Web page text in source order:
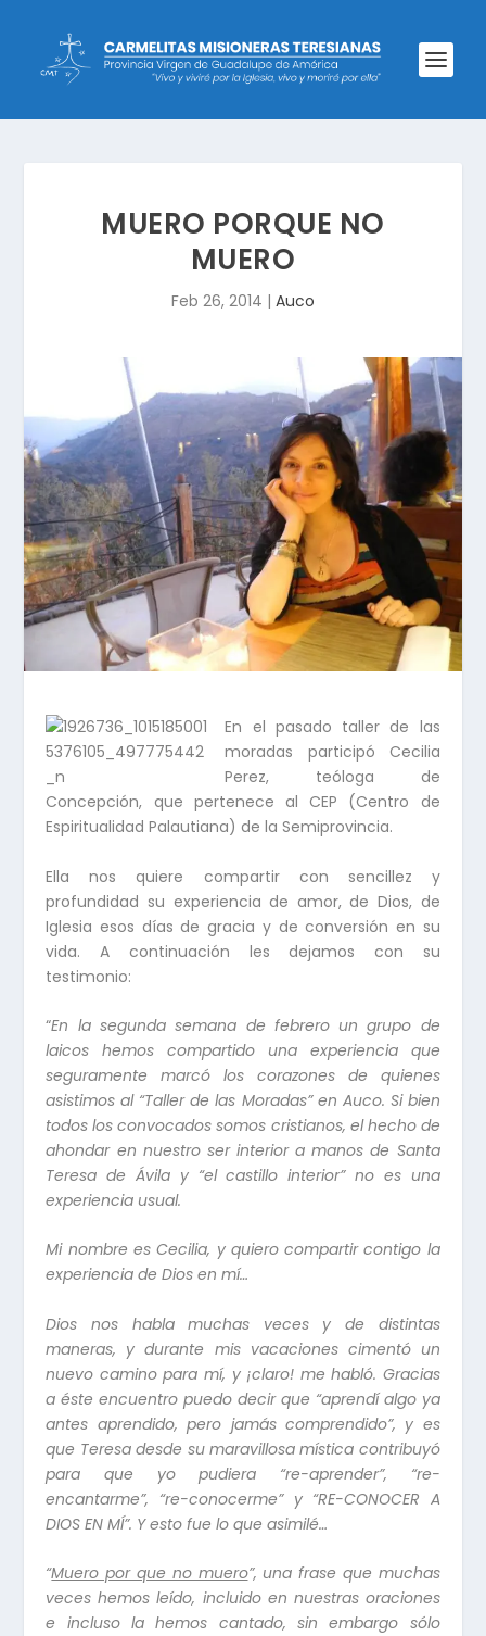
MUERO PORQUE NO
MUERO
Feb 26, 2014 | Auco
En el pasado taller de las
moradas participó Cecilia
Perez, teóloga de
Concepción, que pertenece al CEP (Centro de
Espiritualidad Palautiana) de la Semiprovincia.
Ella nos quiere compartir con sencillez y
profundidad su experiencia de amor, de Dios, de
Iglesia esos días de gracia y de conversión en su
vida. A continuación les dejamos con su
testimonio:
“En la segunda semana de febrero un grupo de
laicos hemos compartido una experiencia que
seguramente marcó los corazones de quienes
asistimos al “Taller de las Moradas”en Auco. Si bien
todos los convocados somos cristianos, el hecho de
ahondar en nuestro ser interior a manos de Santa
Teresa de Ávila y “el castillo interior” no es una
experiencia usual.
Mi nombre es Cecilia, y quiero compartir contigo la
experiencia de Dios en mí…
Dios nos habla muchas veces y de distintas
maneras, y durante mis vacaciones cimentó un
nuevo camino para mí, y ¡claro! me habló. Gracias
a éste encuentro puedo decir que “aprendí algo ya
antes aprendido, pero jamás comprendido”, y es
que Teresa desde su maravillosa mística contribuyó
para que yo pudiera “re-aprender”, “re-
encantarme”, “re-conocerme” y “RE-CONOCER A
DIOS EN MÍ”. Y esto fue lo que asimilé…
“Muero por que no muero”, una frase que muchas
veces hemos leído, incluido en nuestras oraciones
e incluso la hemos cantado, sin embargo sólo